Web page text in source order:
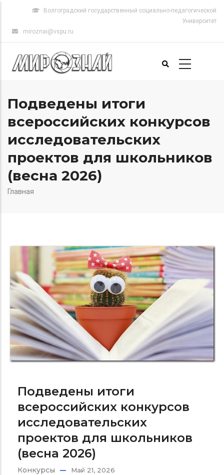
основному
содержанию
Волгоградский государственный социально-педагогической
Университет
miroznai@vspu.ru
навигация
Подведены итоги
всероссийских конкурсов
исследовательских
проектов для школьников
(весна 2026)
Главная
Подведены итоги
всероссийских конкурсов
исследовательских
проектов для школьников
(весна 2026)
Конкурсы Май 21, 2026